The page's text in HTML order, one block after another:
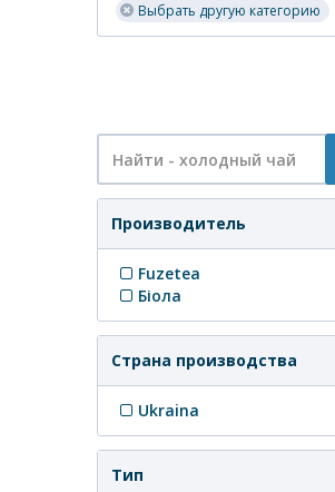
Выбрать другую категорию
Производитель
Fuzetea
Біола
Страна производства
Ukraina
Тип